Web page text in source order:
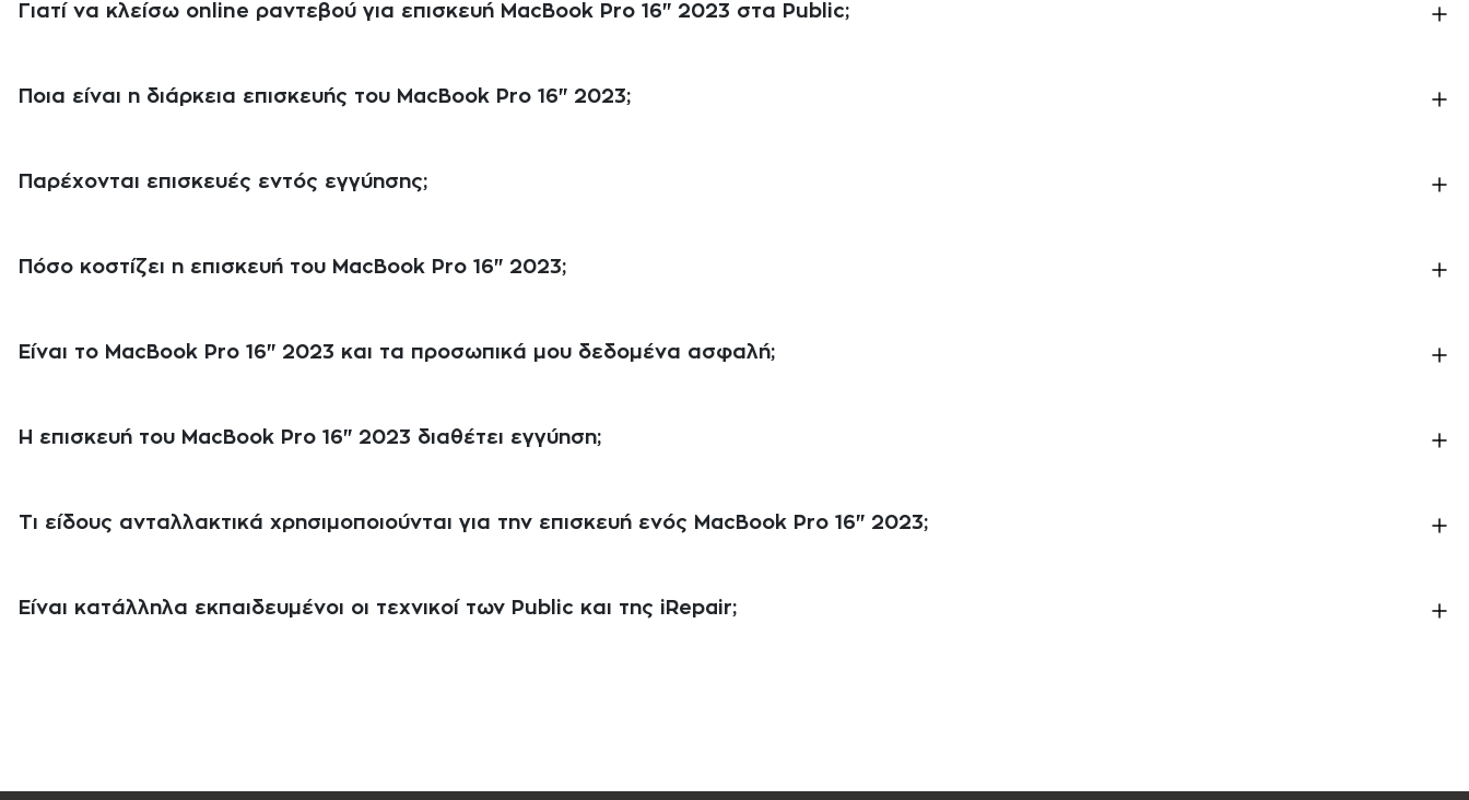
Γιατί να κλείσω online ραντεβού για επισκευή MacBook Pro 16" 2023 στα Public;
Ποια είναι η διάρκεια επισκευής του MacBook Pro 16" 2023;
Παρέχονται επισκευές εντός εγγύησης;
Πόσο κοστίζει η επισκευή του MacBook Pro 16" 2023;
Είναι το MacBook Pro 16" 2023 και τα προσωπικά μου δεδομένα ασφαλή;
Η επισκευή του MacBook Pro 16" 2023 διαθέτει εγγύηση;
Τι είδους ανταλλακτικά χρησιμοποιούνται για την επισκευή ενός MacBook Pro 16" 2023;
Είναι κατάλληλα εκπαιδευμένοι οι τεχνικοί των Public και της iRepair;